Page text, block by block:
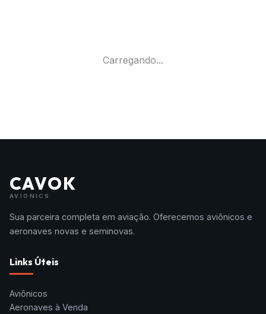
Carregando...
CAVOK
AVIONICS
Sua parceira completa em aviação. Oferecemos aviônicos e
aeronaves novas e seminovas.
Links Úteis
Aviônicos
Aeronaves à Venda